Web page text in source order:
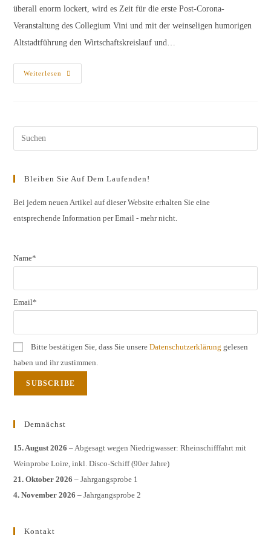
überall enorm lockert, wird es Zeit für die erste Post-Corona-
Veranstaltung des Collegium Vini und mit der weinseligen humorigen
Altstadtführung den Wirtschaftskreislauf und…
Weiterlesen
Weinselige
Humorige
Bleiben Sie Auf Dem Laufenden!
Bei jedem neuen Artikel auf dieser Website erhalten Sie eine
entsprechende Information per Email - mehr nicht.
Name*
Email*
Bitte bestätigen Sie, dass Sie unsereDatenschutzerklärung gelesen
haben und ihr zustimmen.
Demnächst
15. August 2026 – Abgesagt wegen Niedrigwasser: Rheinschifffahrt mit
Weinprobe Loire, inkl. Disco-Schiff (90er Jahre)
21. Oktober 2026 – Jahrgangsprobe 1
4. November 2026 – Jahrgangsprobe 2
Kontakt